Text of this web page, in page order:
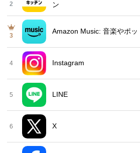
2
ン
3
Amazon Music: 音楽やポッ
4 Instagram
5 LINE
6 X